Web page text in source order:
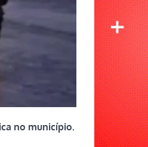
no município.